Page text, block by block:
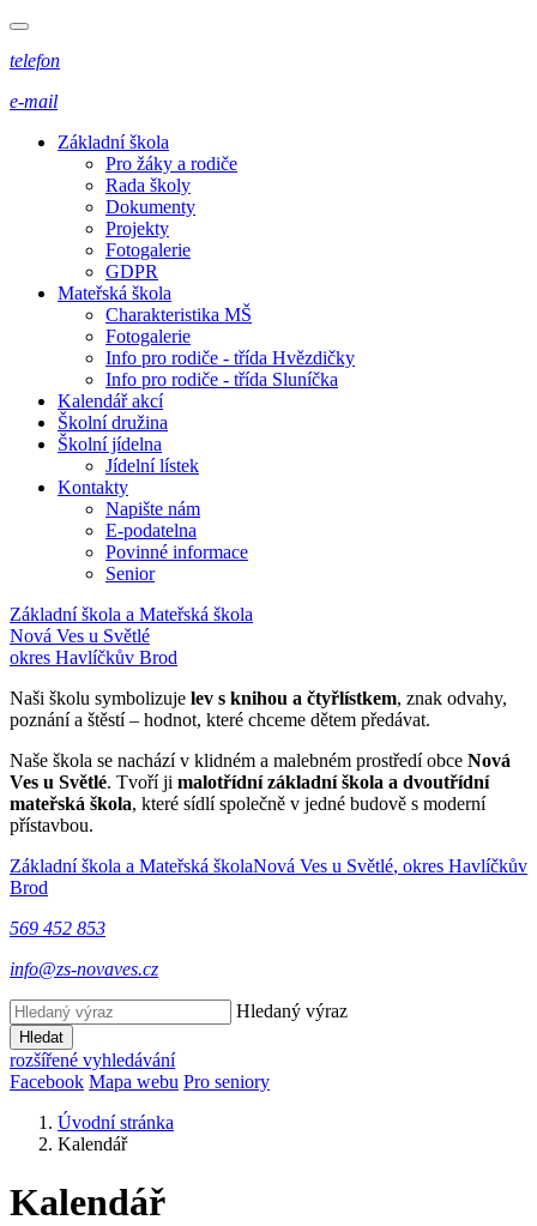
telefon
e-mail
Základní škola
Pro žáky a rodiče
Rada školy
Dokumenty
Projekty
Fotogalerie
GDPR
Mateřská škola
Charakteristika MŠ
Fotogalerie
Info pro rodiče - třída Hvězdičky
Info pro rodiče - třída Sluníčka
Kalendář akcí
Školní družina
Školní jídelna
Jídelní lístek
Kontakty
Napište nám
E-podatelna
Povinné informace
Senior
Základní škola a Mateřská škola
Nová Ves u Světlé
okres Havlíčkův Brod
Naši školu symbolizuje lev s knihou a čtyřlístkem, znak odvahy,
poznání a štěstí – hodnot, které chceme dětem předávat.
Naše škola se nachází v klidném a malebném prostředí obce Nová
Ves u Světlé. Tvoří ji malotřídní základní škola a dvoutřídní
mateřská škola, které sídlí společně v jedné budově s moderní
přístavbou.
Základní škola a Mateřská školaNová Ves u Světlé, okres Havlíčkův
Brod
569 452 853
info@zs-novaves.cz
Hledaný výraz
Hledat
rozšířené vyhledávání
Facebook Mapa webu Pro seniory
Úvodní stránka
Kalendář
Kalendář